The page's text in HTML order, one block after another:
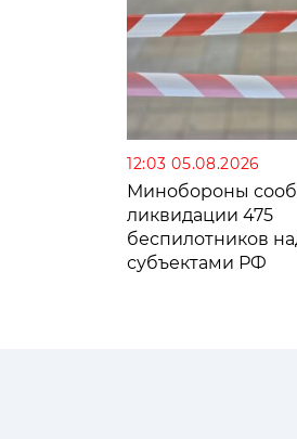
12:03 05.08.2026
Минобороны
ликвидации 475
беспилотников
субъектами РФ